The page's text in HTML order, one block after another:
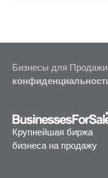
Бизнесы для Продажи
Крупнейшая биржа
бизнеса на продажу